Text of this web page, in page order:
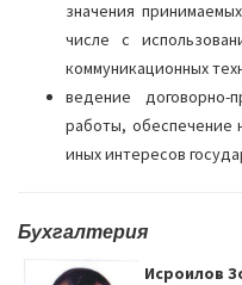
значения
числе с
коммуникационных
ведение договорно-
работы, обеспечение
иных интересов
Бухгалтерия
Исроилов